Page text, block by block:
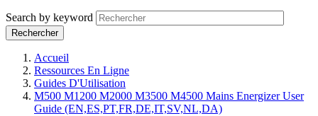
Search by keyword
Accueil
Ressources En Ligne
Guides D'Utilisation
M500 M1200 M2000 M3500 M4500 Mains Energizer User
Guide (EN,ES,PT,FR,DE,IT,SV,NL,DA)